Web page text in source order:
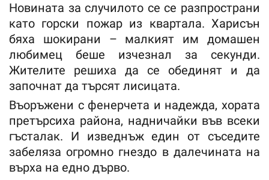
Новината за случилото се се разпространи
като горски пожар из квартала. Харисън
бяха шокирани – малкият им домашен
любимец беше изчезнал за секунди.
Жителите решиха да се обединят и да
започнат да търсят лисицата.
Въоръжени с фенерчета и надежда, хората
претърсиха района, надничайки във всеки
гъсталак. И изведнъж един от съседите
забеляза огромно гнездо в далечината на
върха на едно дърво.